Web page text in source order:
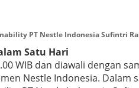
PT Nestle Indonesia Sufintri
Satu Hari
WIB dan diawali dengan
Nestle Indonesia. Dalam